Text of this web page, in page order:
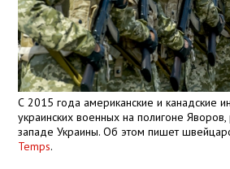
С 2015 года американские и канадские
украинских военных на полигоне
западе Украины. Об этом пишет
Temps.